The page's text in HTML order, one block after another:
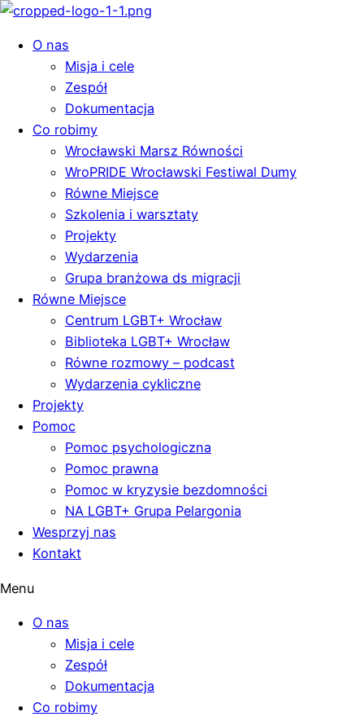
O nas
Misja i cele
Zespół
Dokumentacja
Co robimy
Wrocławski Marsz Równości
WroPRIDE Wrocławski Festiwal Dumy
Równe Miejsce
Szkolenia i warsztaty
Projekty
Wydarzenia
Grupa branżowa ds migracji
Równe Miejsce
Centrum LGBT+ Wrocław
Biblioteka LGBT+ Wrocław
Równe rozmowy – podcast
Wydarzenia cykliczne
Projekty
Pomoc
Pomoc psychologiczna
Pomoc prawna
Pomoc w kryzysie bezdomności
NA LGBT+ Grupa Pelargonia
Wesprzyj nas
Kontakt
Menu
O nas
Misja i cele
Zespół
Dokumentacja
Co robimy